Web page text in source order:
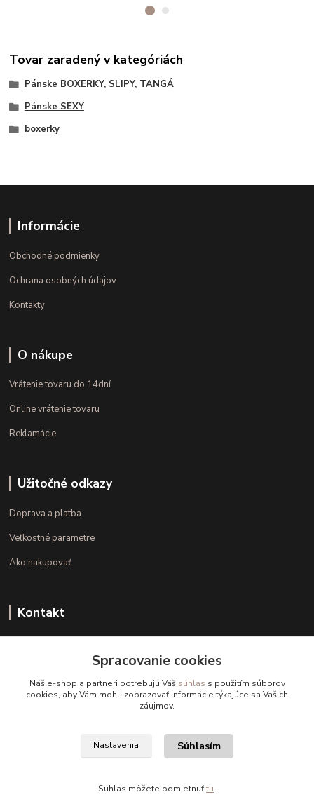
Tovar zaradený v kategóriách
Pánske BOXERKY, SLIPY, TANGÁ
Pánske SEXY
boxerky
Informácie
Obchodné podmienky
Ochrana osobných údajov
Kontakty
O nákupe
Vrátenie tovaru do 14dní
Online vrátenie tovaru
Reklamácie
Užitočné odkazy
Doprava a platba
Veľkostné parametre
Ako nakupovať
Kontakt
(Po.-Pi. 10.00 - 15.00)
info@kvalitnaBielizen.sk
Copyright © kvalitnabielizen.sk
Spracovanie cookies
Náš e-shop a partneri potrebujú Váš súhlas s použitím súborov
cookies, aby Vám mohli zobrazovať informácie týkajúce sa Vašich
záujmov.
Nastavenia Súhlasím
Súhlas môžete odmietnuťtu.